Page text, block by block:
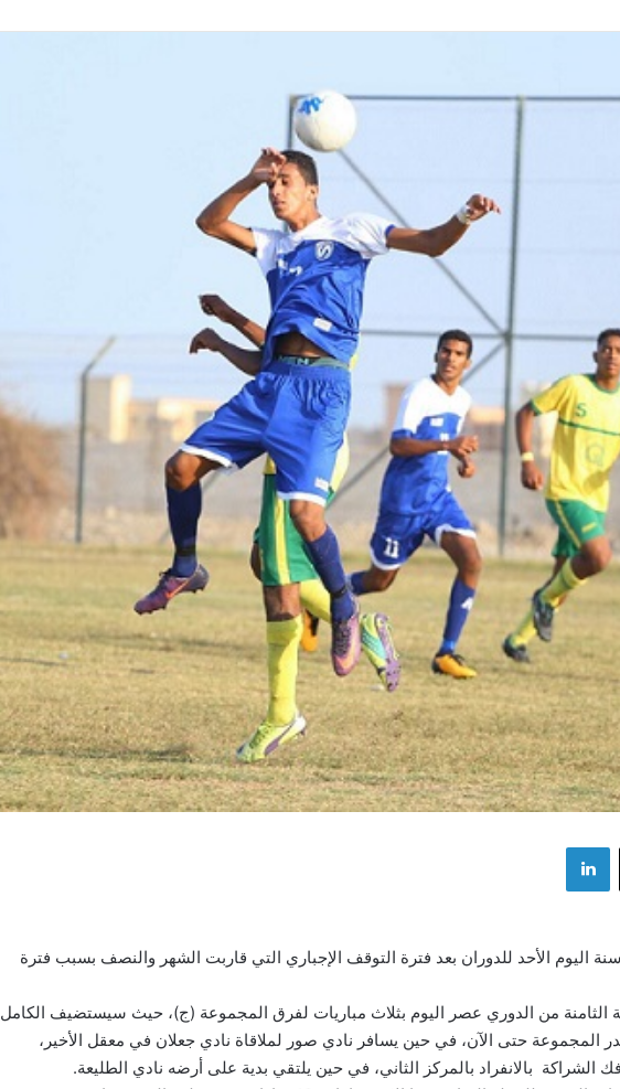
‫X لينكدإن
تعود عجلة دوري تحت 18 سنة اليوم اﻷحد للدوران بعد فترة التوقف الإجباري التي قاربت الشهر والنصف بسبب فترة
الثامنة من الدوري عصر اليوم بثلاث مباريات لفرق المجموعة (ج)، حيث سيستضيف الكامل
المجموعة حتى الآن، في حين يسافر نادي صور لملاقاة نادي جعلان في معقل الأخير،
الشراكة بالانفراد بالمركز الثاني، في حين يلتقي بدية على أرضه نادي الطليعة.